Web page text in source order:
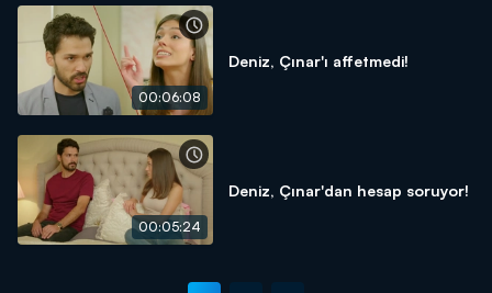
00:06:08
Deniz, Çınar'ı affetmedi!
00:05:24
Deniz, Çınar'dan hesap soruyor!